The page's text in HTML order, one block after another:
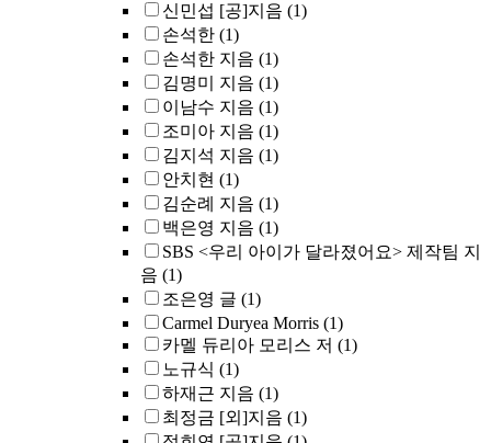
신민섭 [공]지음 (1)
손석한 (1)
손석한 지음 (1)
김명미 지음 (1)
이남수 지음 (1)
조미아 지음 (1)
김지석 지음 (1)
안치현 (1)
김순례 지음 (1)
백은영 지음 (1)
SBS <우리 아이가 달라졌어요> 제작팀 지
음 (1)
조은영 글 (1)
Carmel Duryea Morris (1)
카멜 듀리아 모리스 저 (1)
노규식 (1)
하재근 지음 (1)
최정금 [외]지음 (1)